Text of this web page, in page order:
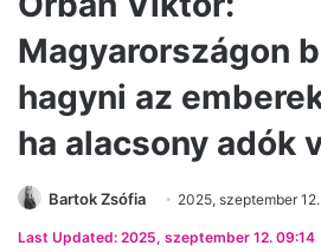
Magyarországon
hagyni az
ha alacsony adók
Bartok Zsófia 2025, szeptember
Last Updated: 2025, szeptember 12. 09:14